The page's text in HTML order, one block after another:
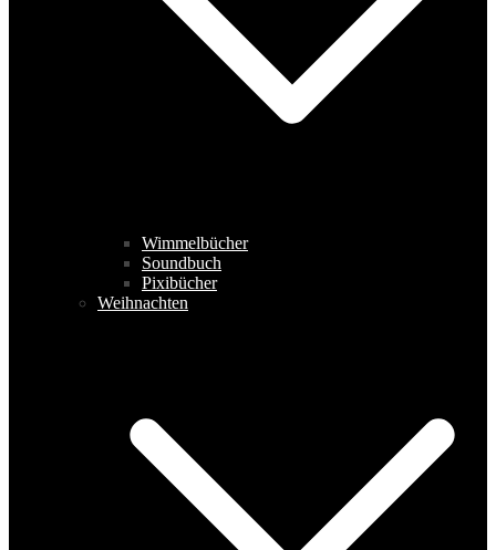
Wimmelbücher
Soundbuch
Pixibücher
Weihnachten